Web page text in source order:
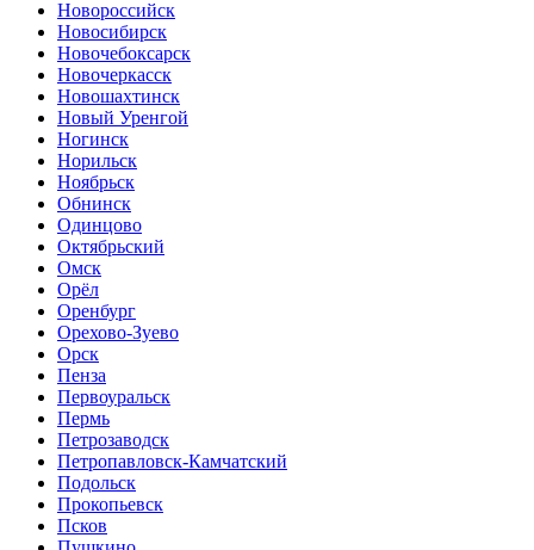
Новороссийск
Новосибирск
Новочебоксарск
Новочеркасск
Новошахтинск
Новый Уренгой
Ногинск
Норильск
Ноябрьск
Обнинск
Одинцово
Октябрьский
Омск
Орёл
Оренбург
Орехово-Зуево
Орск
Пенза
Первоуральск
Пермь
Петрозаводск
Петропавловск-Камчатский
Подольск
Прокопьевск
Псков